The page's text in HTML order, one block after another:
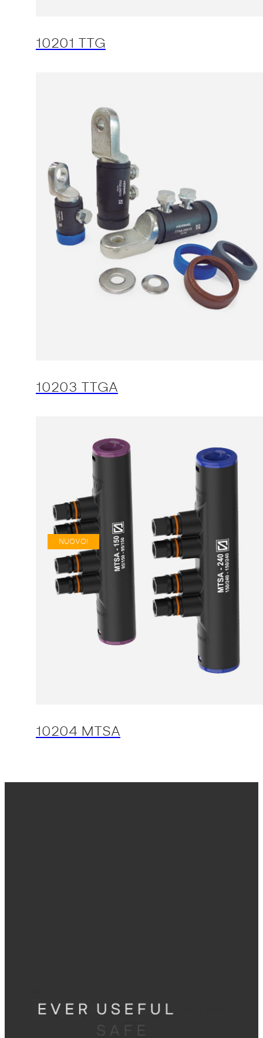
10201 TTG
10203 TTGA
NUOVO!
10204 MTSA